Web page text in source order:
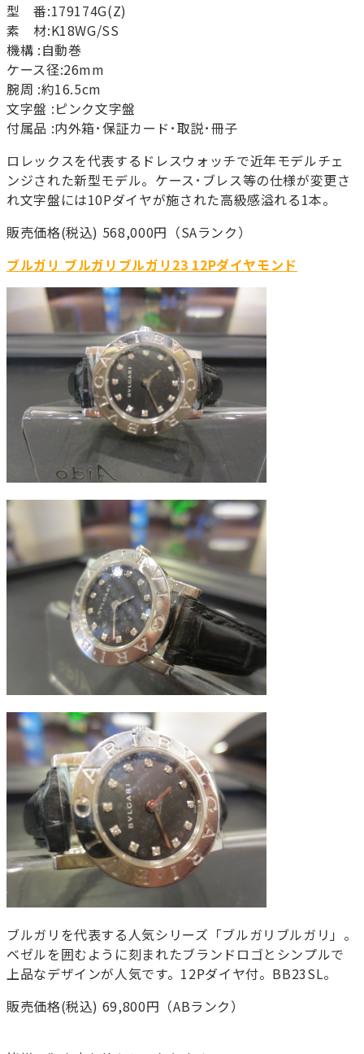
型 番:179174G(Z)
素 材:K18WG/SS
機構 :自動巻
ケース径:26mm
腕周 :約16.5cm
文字盤 :ピンク文字盤
付属品 :内外箱･保証カード･取説･冊子
ロレックスを代表するドレスウォッチで近年モデルチェ
ンジされた新型モデル。ケース･ブレス等の仕様が変更さ
れ文字盤には10Pダイヤが施された高級感溢れる1本。
販売価格(税込) 568,000円（SAランク）
ブルガリ ブルガリブルガリ23 12Pダイヤモンド
ブルガリを代表する人気シリーズ「ブルガリブルガリ」。
ベゼルを囲むように刻まれたブランドロゴとシンプルで
上品なデザインが人気です。12Pダイヤ付。BB23SL。
販売価格(税込) 69,800円（ABランク）